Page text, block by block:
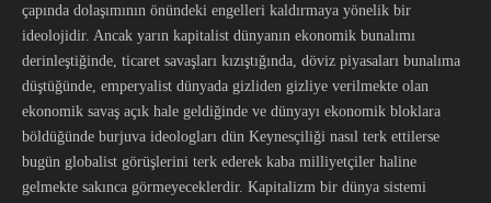
çapında dolaşımının önündeki engelleri kaldırmaya yönelik bir
ideolojidir. Ancak yarın kapitalist dünyanın ekonomik bunalımı
derinleştiğinde, ticaret savaşları kızıştığında, döviz piyasaları bunalıma
düştüğünde, emperyalist dünyada gizliden gizliye verilmekte olan
ekonomik savaş açık hale geldiğinde ve dünyayı ekonomik bloklara
böldüğünde burjuva ideologları dün Keynesçiliği nasıl terk ettilerse
bugün globalist görüşlerini terk ederek kaba milliyetçiler haline
gelmekte sakınca görmeyeceklerdir. Kapitalizm bir dünya sistemi